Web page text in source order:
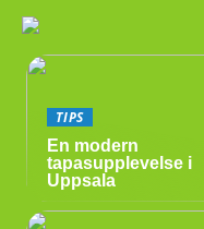
TIPS
En modern
tapasupplevelse i
Uppsala